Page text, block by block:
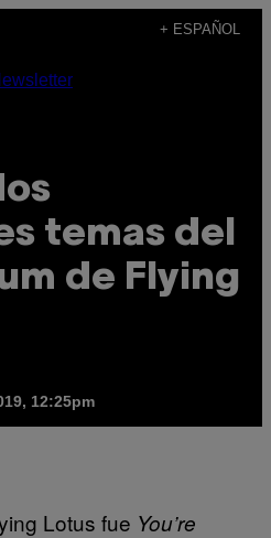
+ ESPAÑOL
temas del
de Flying
12:25pm
Lotus fue You’re